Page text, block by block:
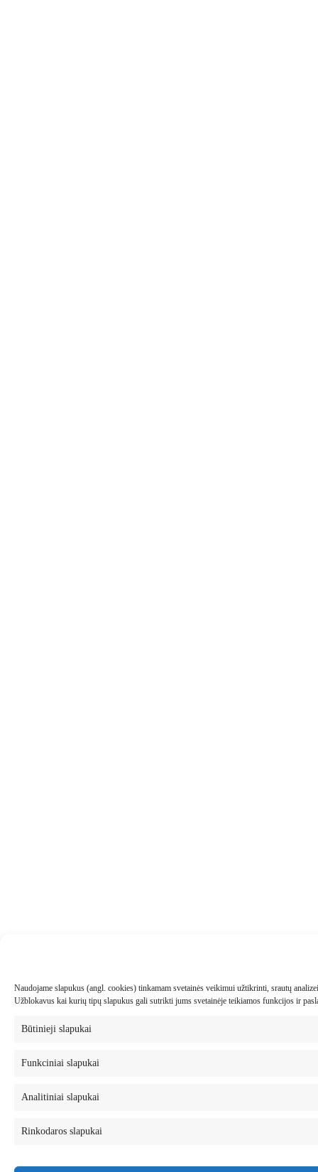
Naudojame slapukus (angl. cookies) tinkamam svetainės veikimui užtikrinti, srautų
Užblokavus kai kurių tipų slapukus gali sutrikti jums svetainėje teikiamos funkcijos ir
Būtinieji slapukai
Funkciniai slapukai
Analitiniai slapukai
Rinkodaros slapukai